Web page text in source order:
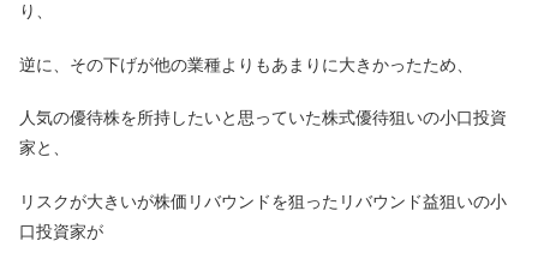
り、
逆に、その下げが他の業種よりもあまりに大きかったため、
人気の優待株を所持したいと思っていた株式優待狙いの小口投資
家と、
リスクが大きいが株価リバウンドを狙ったリバウンド益狙いの小
口投資家が